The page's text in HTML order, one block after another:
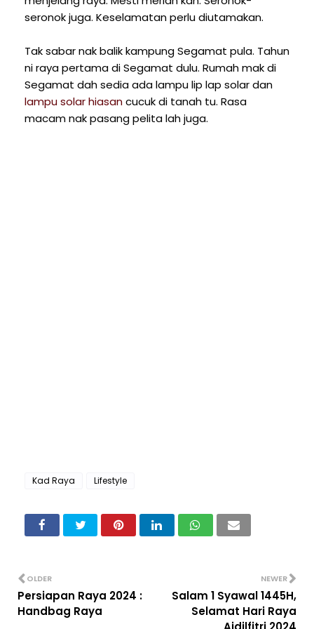
seronok juga. Keselamatan perlu diutamakan.
Tak sabar nak balik kampung Segamat pula. Tahun
ni raya pertama di Segamat dulu. Rumah mak di
Segamat dah sedia ada lampu lip lap solar dan
lampu solar hiasancucuk di tanah tu. Rasa
macam nak pasang pelita lah juga.
Kad Raya Lifestyle
NEWER
Salam 1 Syawal 1445H,
Selamat Hari Raya
OLDER
Persiapan Raya 2024 :
Handbag Raya